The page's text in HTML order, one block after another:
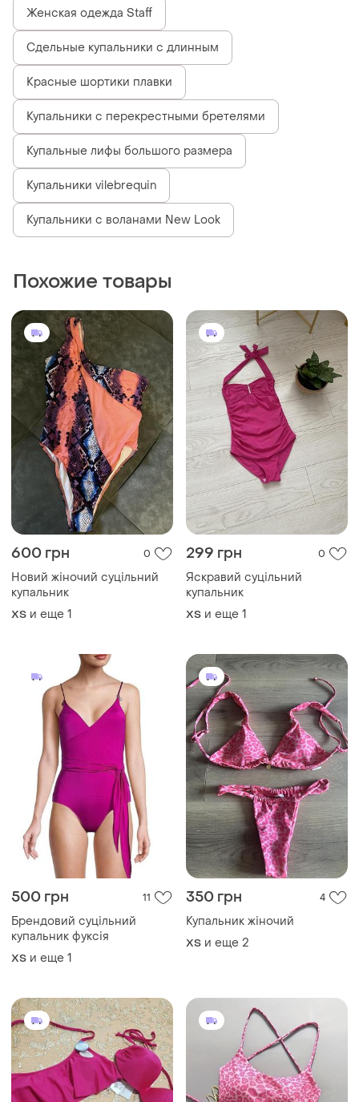
Женская одежда Staff
Сдельные купальники с длинным
Красные шортики плавки
Купальники с перекрестными бретелями
Купальные лифы большого размера
Купальники vilebrequin
Купальники с воланами New Look
Похожие товары
600 грн 0
Новий жіночий суцільний
купальник
ХS и еще 1
299 грн 0
Яскравий суцільний
купальник
ХS и еще 1
500 грн 11
Брендовий суцільний
купальник фуксія
ХS и еще 1
350 грн 4
Купальник жіночий
ХS и еще 2